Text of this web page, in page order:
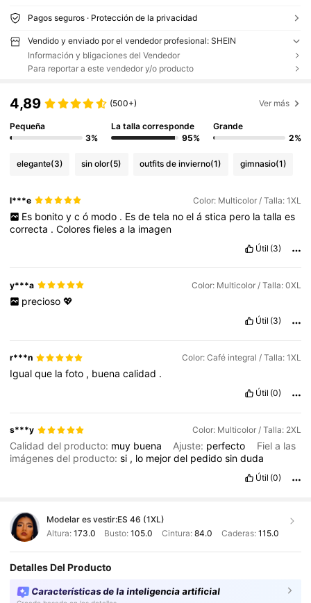
Pagos seguros · Protección de la privacidad
Vendido y enviado por el vendedor profesional: SHEIN
Información y bligaciones del Vendedor
Para reportar a este vendedor y/o producto
4,89 (500+) Ver más
Pequeña
3%
La talla corresponde
95%
Grande
2%
elegante(3) sin olor(5) outfits de invierno(1) gimnasio(1)
l***e Color: Multicolor / Talla: 1XL
Es bonito y c ó modo . Es de tela no el á stica pero la talla es
correcta .Coloresfielesa la imagen
Útil (3)
y***a Color: Multicolor / Talla: 0XL
precioso 💖
Útil (3)
r***n Color: Café integral / Talla: 1XL
Igualque lafoto , buenacalidad .
Útil (0)
s***y Color: Multicolor / Talla: 2XL
Calidad del producto: muy buena Ajuste: perfecto
Fiel a las
imágenes del producto:si , lo mejordel pedidosinduda
Útil (0)
Modelar es vestir:ES 46 (1XL)
Altura: 173.0 Busto:105.0 Cintura: 84.0 Caderas: 115.0
Detalles Del Producto
Características de la inteligencia artificial